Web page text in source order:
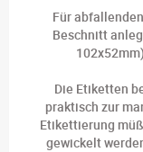
Für
Beschnitt
Die Etiketten
praktisch zur
Etikettierung
gewickelt